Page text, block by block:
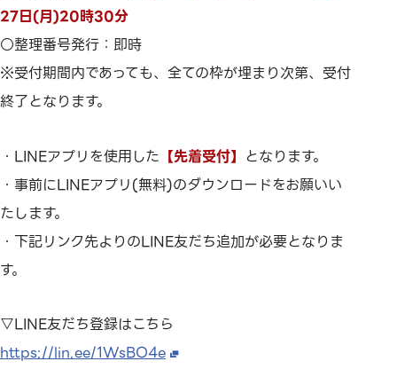
27日(月)20時30分
○整理番号発行：即時
※受付期間内であっても、全ての枠が埋まり次第、受付
終了となります。
・LINEアプリを使用した 【先着受付】 となります。
・事前にLINEアプリ(無料)のダウンロードをお願いい
たします。
・下記リンク先よりのLINE友だち追加が必要となりま
す。
▽LINE友だち登録はこちら
https://lin.ee/1WsBO4e